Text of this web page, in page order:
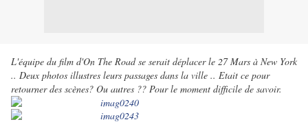
L'équipe du film d'On The Road se serait déplacer le 27 Mars à New York
.. Deux photos illustres leurs passages dans la ville .. Etait ce pour
retourner des scènes? Ou autres ?? Pour le moment difficile de savoir.